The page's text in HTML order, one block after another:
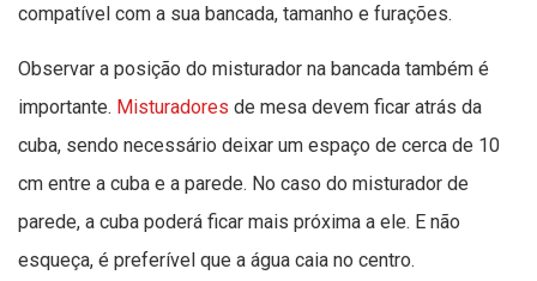
compatível com a sua bancada, tamanho e furações.
Observar a posição do misturador na bancada também é
importante. Misturadores de mesa devem ficar atrás da
cuba, sendo necessário deixar um espaço de cerca de 10
cm entre a cuba e a parede. No caso do misturador de
parede, a cuba poderá ficar mais próxima a ele. E não
esqueça, é preferível que a água caia no centro.